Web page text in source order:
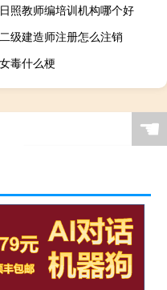
日照教师编培训机构哪个好
二级建造师注册怎么注销
女毒什么梗
☚